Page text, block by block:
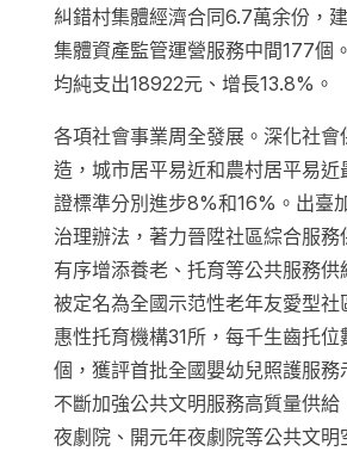
糾錯村集體經濟合同6.7萬余份，
集體資產監管運營服務中間177個
均純支出18922元、增長13.8%。
各項社會事業周全發展。深化社會
造，城市居平易近和農村居平易近
證標準分別進步8%和16%。出臺
治理辦法，著力晉陞社區綜合服務
有序增添養老、托育等公共服務供
被定名為全國示范性老年友愛型社
惠性托育機構31所，每千生齒托位
個，獲評首批全國嬰幼兒照護服務
不斷加強公共文明服務高質量供給
夜劇院、開元年夜劇院等公共文明